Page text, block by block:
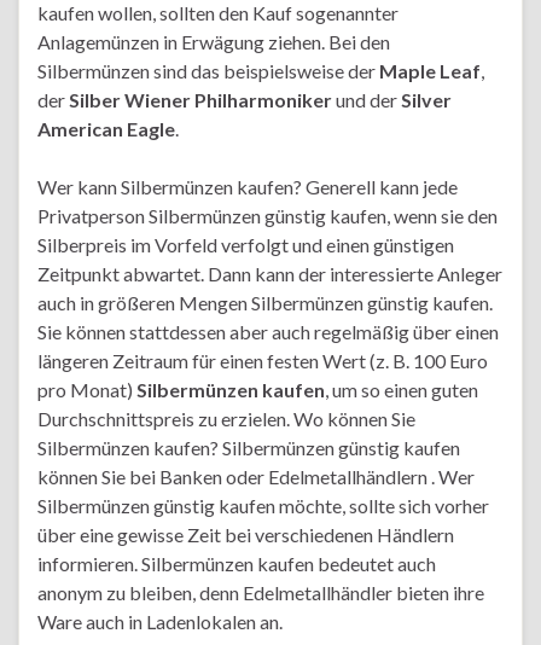
kaufen wollen, sollten den Kauf sogenannter
Anlagemünzen in Erwägung ziehen. Bei den
Silbermünzen sind das beispielsweise der Maple Leaf,
derSilber Wiener Philharmonikerund derSilver
American Eagle.
Wer kann Silbermünzen kaufen? Generell kann jede
Privatperson Silbermünzen günstig kaufen, wenn sie den
Silberpreis im Vorfeld verfolgt und einen günstigen
Zeitpunkt abwartet. Dann kann der interessierte Anleger
auch in größeren Mengen Silbermünzen günstig kaufen.
Sie können stattdessen aber auch regelmäßig über einen
längeren Zeitraum für einen festen Wert (z. B. 100 Euro
pro Monat) Silbermünzen kaufen, um so einen guten
Durchschnittspreis zu erzielen. Wo können Sie
Silbermünzen kaufen? Silbermünzen günstig kaufen
können Sie bei Banken oder Edelmetallhändlern . Wer
Silbermünzen günstig kaufen möchte, sollte sich vorher
über eine gewisse Zeit bei verschiedenen Händlern
informieren. Silbermünzen kaufen bedeutet auch
anonym zu bleiben, denn Edelmetallhändler bieten ihre
Ware auch in Ladenlokalen an.